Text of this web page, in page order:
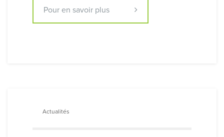
Pour en savoir plus
Actualités